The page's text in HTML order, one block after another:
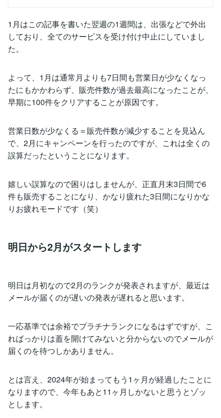
1月はこの記事を書いた翌週の1週間は、出張などで外出
しており、全てのサービスを受け付け中止にしていまし
た。
よって、1月は通常月よりも7日間も営業日が少なくなっ
たにもかかわらず、販売件数が過去最高になったことが、
早期に100件をクリアすることが原因です。
営業日数が少なくる＝販売件数が減少することを見込ん
で、2月にキャンペーンを行ったのですが、これは全くの
誤算だったということになります。
嬉しい誤算なので困りはしませんが、正直月末3日間で6
件も販売することになり、かなり疲れた3日間になりかな
りお疲れモードです（笑）
明日から2月がスタートします
明日は月初なので2月のランクが発表されますが、最近は
メールが届くのが遅いの発表が遅れると思います。
一応基準では余裕でプラチナランクになるはずですが、こ
ればっかりは蓋を開けてみないと分からないのでメールが
届くのを待つしかありません。
とは言え、2024年が始まってもう1ヶ月が経過したことに
なりますので、今年もあと11ヶ月しかないと思うとゾッ
とします。